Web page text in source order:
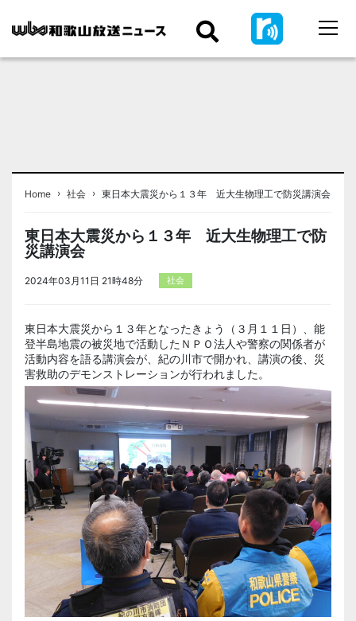
Home › 社会 › 東日本大震災から１３年 近大生物理工で防災講演会
東日本大震災から１３年 近大生物理工で防
災講演会
2024年03月11日 21時48分 社会
東日本大震災から１３年となったきょう（３月１１日）、能
登半島地震の被災地で活動したＮＰＯ法人や警察の関係者が
活動内容を語る講演会が、紀の川市で開かれ、講演の後、災
害救助のデモンストレーションが行われました。